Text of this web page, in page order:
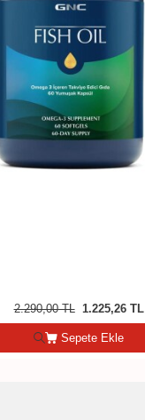
2.290,00TL 1.225,26TL
Sepete Ekle